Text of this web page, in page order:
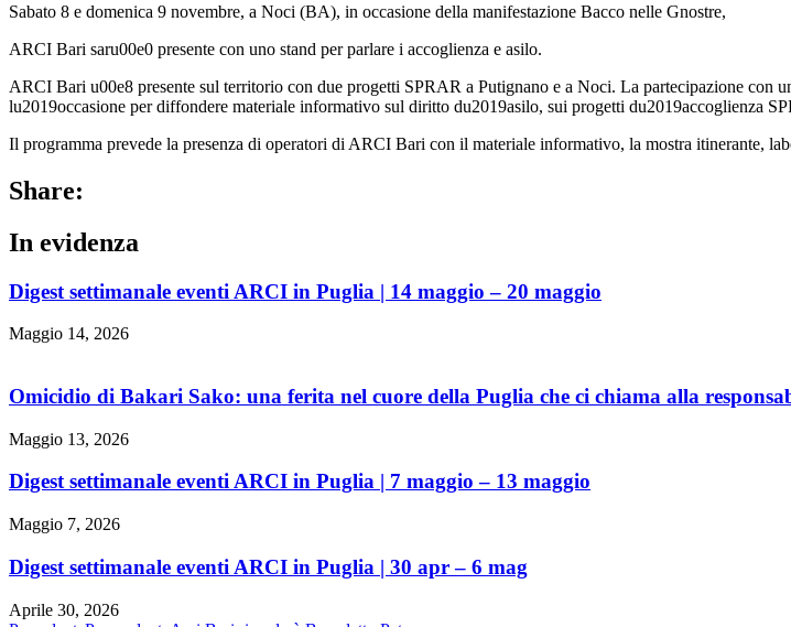
Sabato 8 e domenica 9 novembre, a Noci (BA), in occasione della manifestazione Bacco nelle Gnostre,
ARCI Bari saru00e0 presente con uno stand per parlare i accoglienza e asilo.
ARCI Bari u00e8 presente sul territorio con due progetti SPRAR a Putignano e a Noci. La partecipazione con
lu2019occasione per diffondere materiale informativo sul diritto du2019asilo, sui progetti du2019accoglienza
Il programma prevede la presenza di operatori di ARCI Bari con il materiale informativo, la mostra itinerante,
Share:
In evidenza
Digest settimanale eventi ARCI in Puglia | 14 maggio – 20 maggio
Maggio 14, 2026
Omicidio di Bakari Sako: una ferita nel cuore della Puglia che ci chiama alla
Maggio 13, 2026
Digest settimanale eventi ARCI in Puglia | 7 maggio – 13 maggio
Maggio 7, 2026
Digest settimanale eventi ARCI in Puglia | 30 apr – 6 mag
Aprile 30, 2026